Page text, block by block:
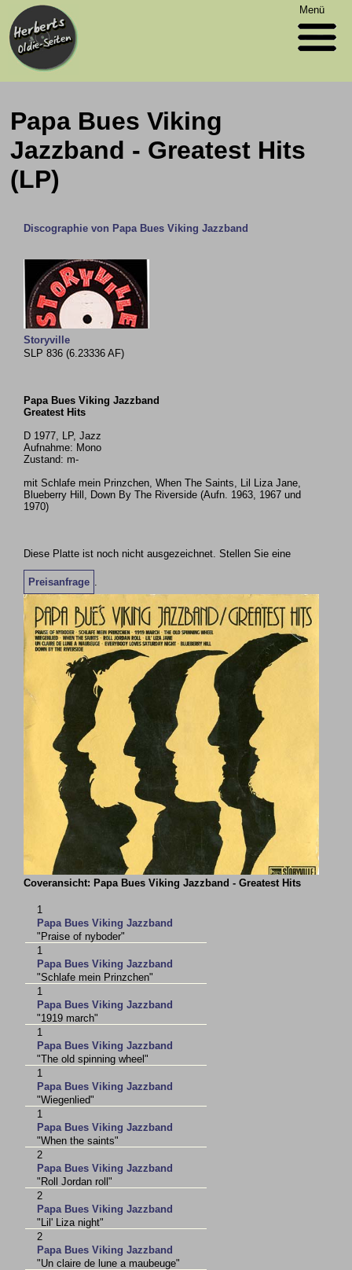
Menü
Papa Bues Viking
Jazzband - Greatest Hits
(LP)
Discographie von Papa Bues Viking Jazzband
Storyville
SLP 836 (6.23336 AF)
Papa Bues Viking Jazzband
Greatest Hits
D 1977, LP, Jazz
Aufnahme: Mono
Zustand: m-
mit Schlafe mein Prinzchen, When The Saints, Lil Liza Jane,
Blueberry Hill, Down By The Riverside (Aufn. 1963, 1967 und
1970)
Diese Platte ist noch nicht ausgezeichnet. Stellen Sie eine
Preisanfrage
Coveransicht: Papa Bues Viking Jazzband - Greatest Hits
1
Papa Bues Viking Jazzband
"Praise of nyboder"
1
Papa Bues Viking Jazzband
"Schlafe mein Prinzchen"
1
Papa Bues Viking Jazzband
"1919 march"
1
Papa Bues Viking Jazzband
"The old spinning wheel"
1
Papa Bues Viking Jazzband
"Wiegenlied"
1
Papa Bues Viking Jazzband
"When the saints"
2
Papa Bues Viking Jazzband
"Roll Jordan roll"
2
Papa Bues Viking Jazzband
"Lil' Liza night"
2
Papa Bues Viking Jazzband
"Un claire de lune a maubeuge"